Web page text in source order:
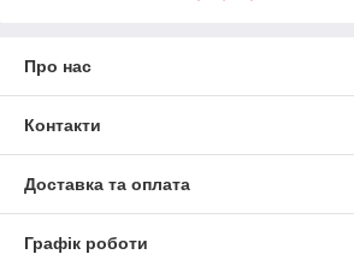
Про нас
Контакти
Доставка та оплата
Графік роботи